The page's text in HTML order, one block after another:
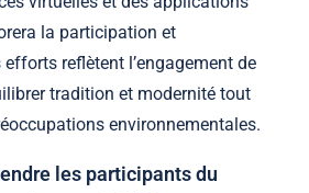
la participation et
efforts reflètent l’engagement de
tradition et modernité tout
environnementales.
les participants du